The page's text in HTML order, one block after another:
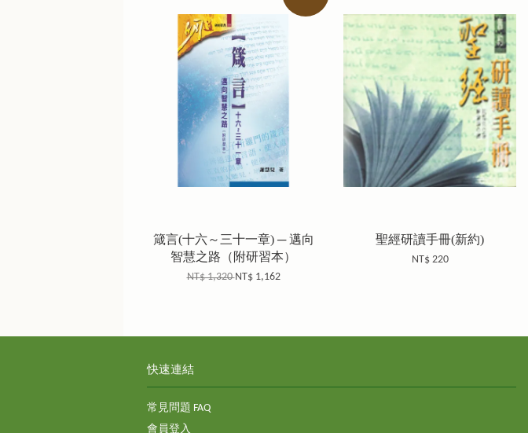
箴言(十六～三十一章) ─ 邁向
智慧之路（附研習本）
NT$ 1,320NT$ 1,162
聖經研讀手冊(新約)
NT$ 220
快速連結
常見問題 FAQ
會員登入